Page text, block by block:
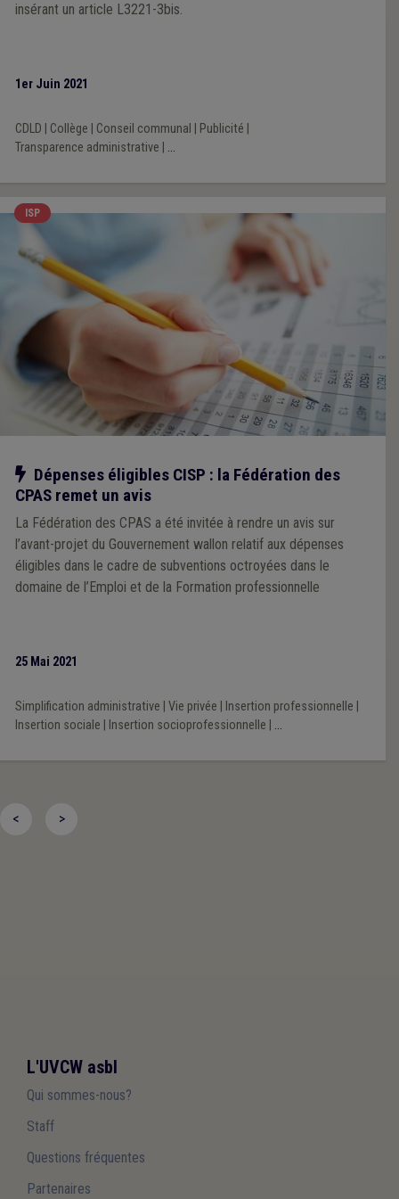
insérant un article L3221-3bis.
1er Juin 2021
CDLD Collège Conseil communal Publicité
Transparence administrative
...
ISP
Notre action
Dépenses éligibles CISP : la Fédération des
CPAS remet un avis
La Fédération des CPAS a été invitée à rendre un avis sur
l’avant-projet du Gouvernement wallon relatif aux dépenses
éligibles dans le cadre de subventions octroyées dans le
domaine de l’Emploi et de la Formation professionnelle
25 Mai 2021
Simplification administrative Vie privée Insertion professionnelle
Insertion sociale
Insertion socioprofessionnelle ...
< >
L'UVCW asbl
Qui sommes-nous?
Staff
Questions fréquentes
Partenaires